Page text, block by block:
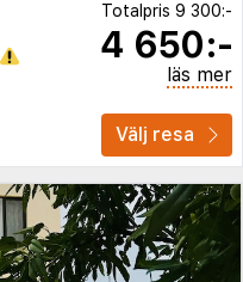
Totalpris 9 300:-
4 650:-
läs mer
Välj resa